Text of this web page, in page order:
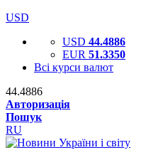
USD
USD 44.4886
EUR 51.3350
Всі курси валют
44.4886
Авторизація
Пошук
RU